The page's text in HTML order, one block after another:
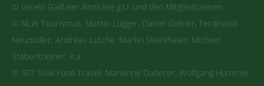
© Verein Gailtaler Almkäse g.U. und den Mitgliedsalmen
© NLW Tourismus, Martin Lugger, Daniel Gollner, Ferdinand
Neumüller, Andreas Lutche, Martin Steinthaler, Michael
Stabentheiner, e.a.
© SFT Slow Food Travel, Marianne Daberer, Wolfgang Hummer,